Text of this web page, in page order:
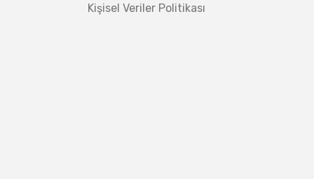
1/2''
Kişisel Veriler Politikası